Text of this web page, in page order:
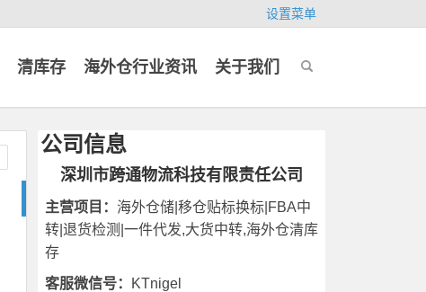
设置菜单
清库存 海外仓行业资讯 关于我们
公司信息
深圳市跨通物流科技有限责任公司
主营项目： 海外仓储|移仓贴标换标|FBA中
转|退货检测|一件代发,大货中转,海外仓清库
存
客服微信号： KTnigel